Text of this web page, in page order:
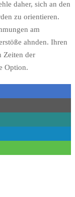
daher, sich an den
zu orientieren.
am
ahnden. Ihren
Zeiten der
Option.